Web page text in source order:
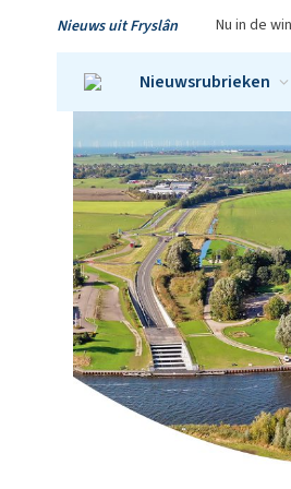
Nieuws uit Fryslân Nu in de
Nieuwsrubrieken